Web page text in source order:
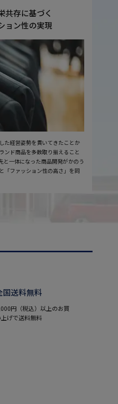
共存に基づく
ョン性の実現
た経営姿勢を貫いてきたことか
ンド商品を多数取り揃えること
と一体になった商品開発がかのう
「ファッション性の高さ」を同
国送料無料
円（税込）以上のお買
上げで送料無料